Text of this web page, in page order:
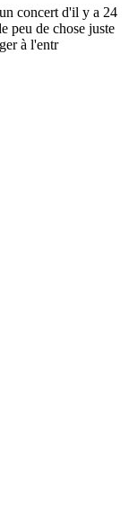
concert d'il y a 24
peu de chose juste
à l'entr